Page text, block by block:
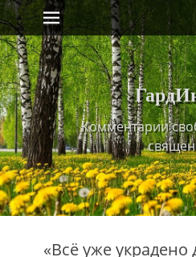
Skip
to
content
Primary Menu
Комментарии
«Всё уже украдено